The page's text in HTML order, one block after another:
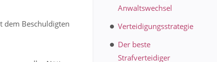
dem Beschuldigten
Anwaltswechsel
Verteidigungsstrategie
Der beste
Strafverteidiger